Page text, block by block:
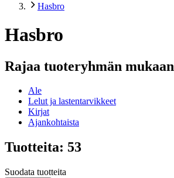
Hasbro
Hasbro
Rajaa tuoteryhmän mukaan
Ale
Lelut ja lastentarvikkeet
Kirjat
Ajankohtaista
Tuotteita: 53
Suodata tuotteita